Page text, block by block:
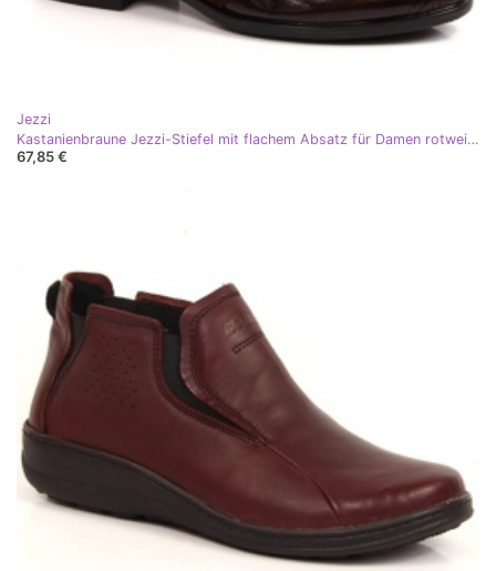
Jezzi
Kastanienbraune Jezzi-Stiefel mit flachem Absatz für Damen rotwein rot
67,85 €